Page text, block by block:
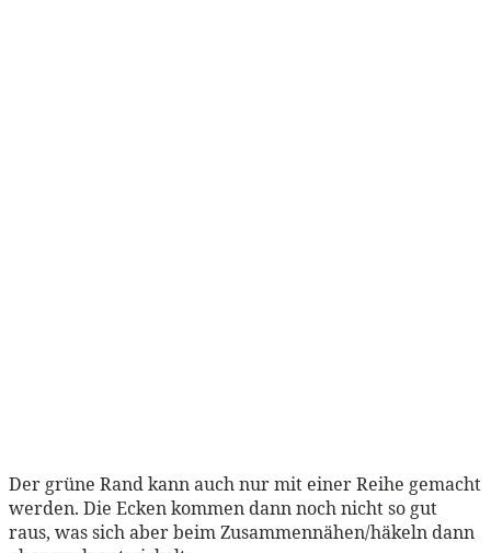
Der grüne Rand kann auch nur mit einer Reihe gemacht
werden. Die Ecken kommen dann noch nicht so gut
raus, was sich aber beim Zusammennähen/häkeln dann